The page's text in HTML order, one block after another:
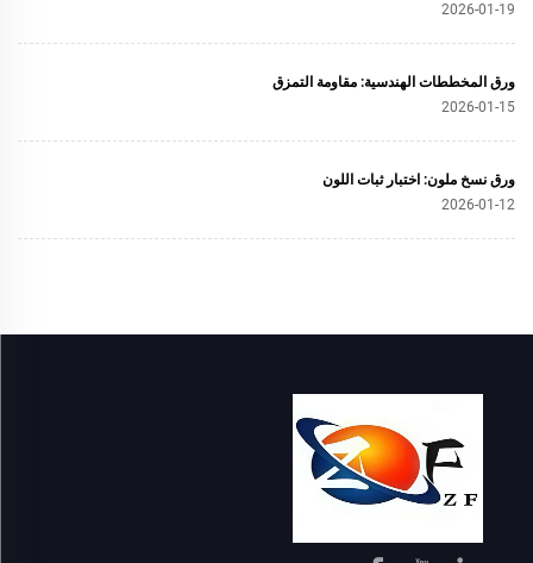
2026-01-19
ورق المخططات الهندسية: مقاومة التمزق
2026-01-15
ورق نسخ ملون: اختبار ثبات اللون
2026-01-12